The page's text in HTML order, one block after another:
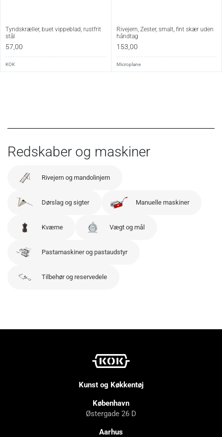
Tyndskræller, buet vippeblad, rustfrit
stål
57,00
KOK
Rivejern, Zester, smalt, fint skær uden
håndtag
153,00
Microplane
Redskaber og maskiner
Rivejern og mandolinjern
Dørslag og sigter Manuelle maskiner
Kværne Vægt og mål
Pastamaskiner og pastaudstyr
Tilbehør og reservedele
Kunst og Køkkentøj
København
Østergade 26 D
Aarhus